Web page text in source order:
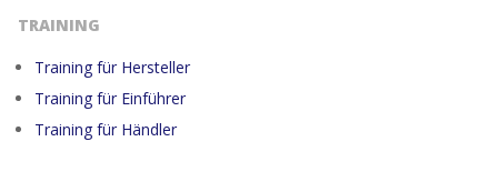
TRAINING
Training für Hersteller
Training für Einführer
Training für Händler